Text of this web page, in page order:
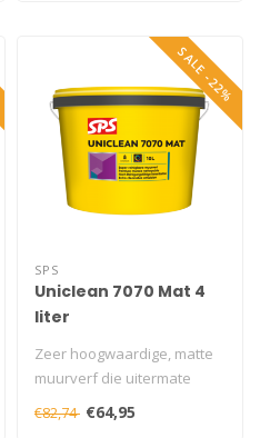
SALE -22%
SPS
Uniclean 7070 Mat 4
liter
Zeer hoogwaardige, matte
muurverf die uitermate
geschikt is voor muren die
langd..
€82,74 €64,95